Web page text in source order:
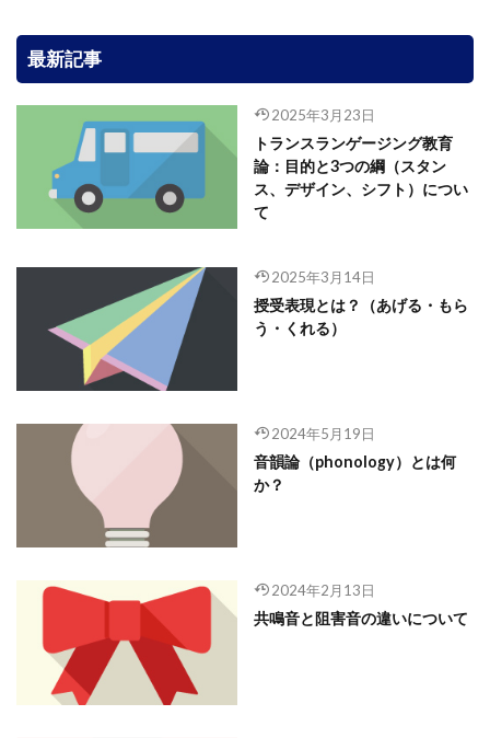
最新記事
2025年3月23日
トランスランゲージング教育
論：目的と3つの綱（スタン
ス、デザイン、シフト）につい
て
2025年3月14日
授受表現とは？（あげる・もら
う・くれる）
2024年5月19日
音韻論（phonology）とは何
か？
2024年2月13日
共鳴音と阻害音の違いについて